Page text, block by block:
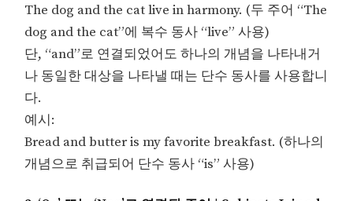
The dog and the cat live in harmony. (두 주어 “The
dog and the cat”에 복수 동사 “live” 사용)
단, “and”로 연결되었어도 하나의 개념을 나타내거
나 동일한 대상을 나타낼 때는 단수 동사를 사용합니
다.
예시:
Bread and butter is my favorite breakfast. (하나의
개념으로 취급되어 단수 동사 “is” 사용)